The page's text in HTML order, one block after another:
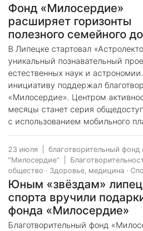
Фонд «Милосердие»
расширяет горизонты
полезного семейного
В Липецке стартовал
уникальный познавательный
естественных наук и
инициативу поддержал
«Милосердие». Центром
месяцы станет серия
с использованием мобильного
23 июля
благотворительный
"Милосердие"
общество · Здоровье, медицина ·
Юным «звёздам»
спорта вручили
фонда «Милосердие»
Благотворительный фонд